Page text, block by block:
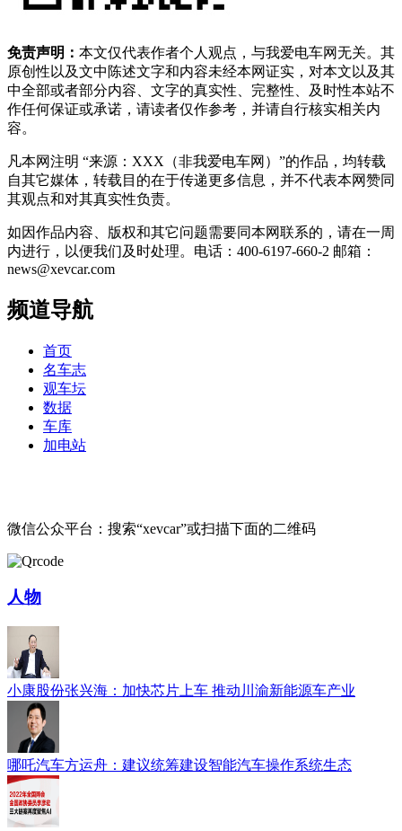
免责声明： 本文仅代表作者个人观点，与我爱电车网无关。其
原创性以及文中陈述文字和内容未经本网证实，对本文以及其
中全部或者部分内容、文字的真实性、完整性、及时性本站不
作任何保证或承诺，请读者仅作参考，并请自行核实相关内
容。
凡本网注明 “来源：XXX（非我爱电车网）”的作品，均转载
自其它媒体，转载目的在于传递更多信息，并不代表本网赞同
其观点和对其真实性负责。
如因作品内容、版权和其它问题需要同本网联系的，请在一周
内进行，以便我们及时处理。电话：400-6197-660-2 邮箱：
news@xevcar.com
频道导航
首页
名车志
观车坛
数据
车库
加电站
微信公众平台：搜索“xevcar”或扫描下面的二维码
人物
小康股份张兴海：加快芯片上车 推动川渝新能源车产业
哪吒汽车方运舟：建议统筹建设智能汽车操作系统生态